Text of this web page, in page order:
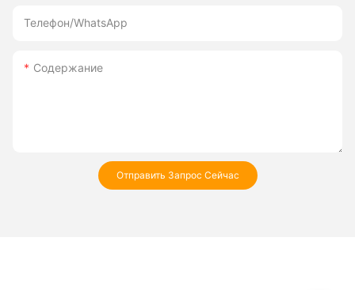
Телефон/WhatsApp
Содержание
Отправить Запрос Сейчас